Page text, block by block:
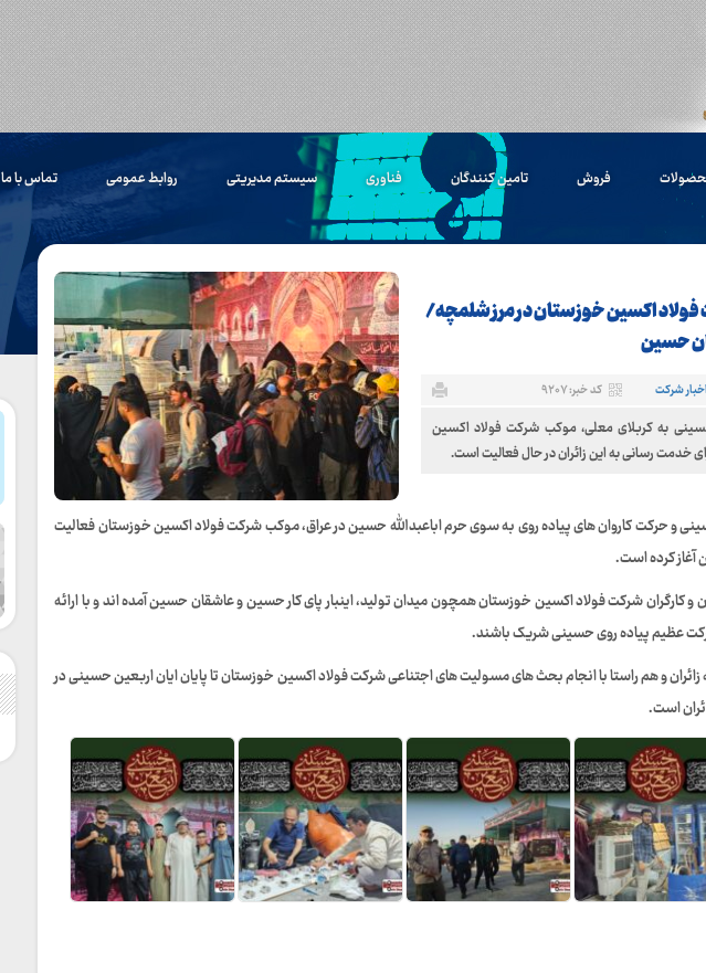
فروش تامین کنندگان فناوری سیستم مدیریتی روابط عمومی تماس با ما
اکسین خوزستان در مرز شلمچه/
حسین
اخبار شرکت کد خبر: ۹۲۰۷
حسینی به کربلای معلی، موکب شرکت فولاد اکسین
خدمت رسانی به این زائران در حال فعالیت است.
و حرکت کاروان های پیاده روی به سوی حرم اباعبدالله حسین در عراق، موکب شرکت فولاد اکسین خوزستان فعالیت
آغاز کرده است.
و کارگران شرکت فولاد اکسین خوزستان همچون میدان تولید، اینبار پای کار حسین و عاشقان حسین آمده اند و با ارائه
عظیم پیاده روی حسینی شریک باشند.
و هم راستا با انجام بحث های مسولیت های اجتناعی شرکت فولاد اکسین خوزستان تا پایان ایان اربعین حسینی در
است.